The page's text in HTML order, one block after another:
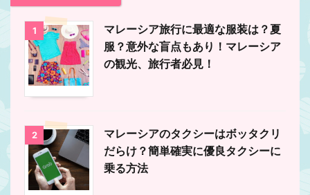
1
マレーシア旅行に最適な服装は？夏
服？意外な盲点もあり！マレーシア
の観光、旅行者必見！
2
マレーシアのタクシーはボッタクリ
だらけ？簡単確実に優良タクシーに
乗る方法